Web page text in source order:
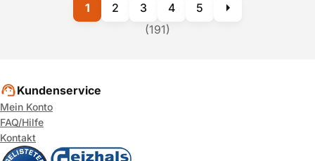
(191)
1 2 3 4 5
Kundenservice
Mein Konto
FAQ/Hilfe
Kontakt